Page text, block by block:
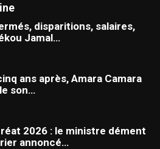
disparitions, salaires,
Jamal…
ans après, Amara Camara
son…
2026 : le ministre dément
annoncé…